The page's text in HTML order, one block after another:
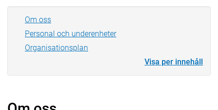
Om oss
Personal och underenheter
Organisationsplan
Visa per innehåll